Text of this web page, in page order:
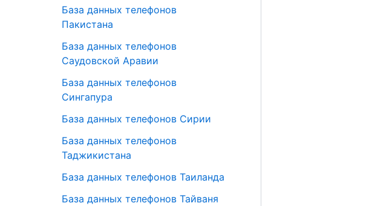
База данных телефонов
Пакистана
База данных телефонов
Саудовской Аравии
База данных телефонов
Сингапура
База данных телефонов Сирии
База данных телефонов
Таджикистана
База данных телефонов Таиланда
База данных телефонов Тайваня